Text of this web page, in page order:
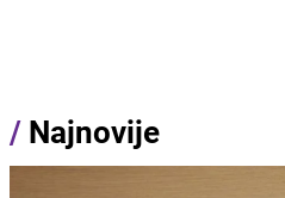
/ Najnovije